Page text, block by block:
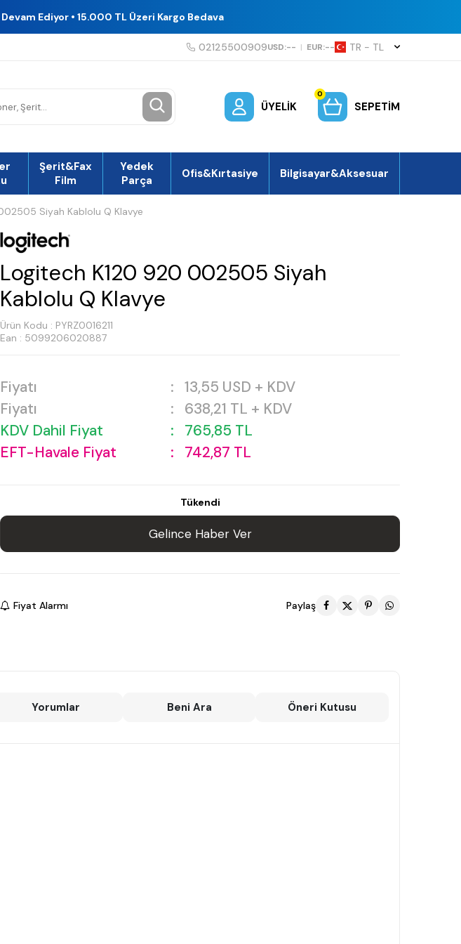
Ediyor • 15.000 TL Üzeri Kargo Bedava
02125500909USD:-- | EUR:-- TR − TL
ÜYELIK
0
SEPETIM
Şerit&Fax
Film
Yedek
Parça
Ofis&Kırtasiye Bilgisayar&Aksesuar
Siyah Kablolu Q Klavye
Logitech K120 920 002505 Siyah
Kablolu Q Klavye
Ürün Kodu : PYRZ0016211
Ean : 5099206020887
Fiyatı : 13,55 USD + KDV
Fiyatı
: 638,21 TL + KDV
KDV Dahil Fiyat
: 765,85 TL
EFT-Havale Fiyat
: 742,87 TL
Tükendi
Gelince Haber Ver
Fiyat Alarmı Paylaş
Yorumlar Beni Ara Öneri Kutusu